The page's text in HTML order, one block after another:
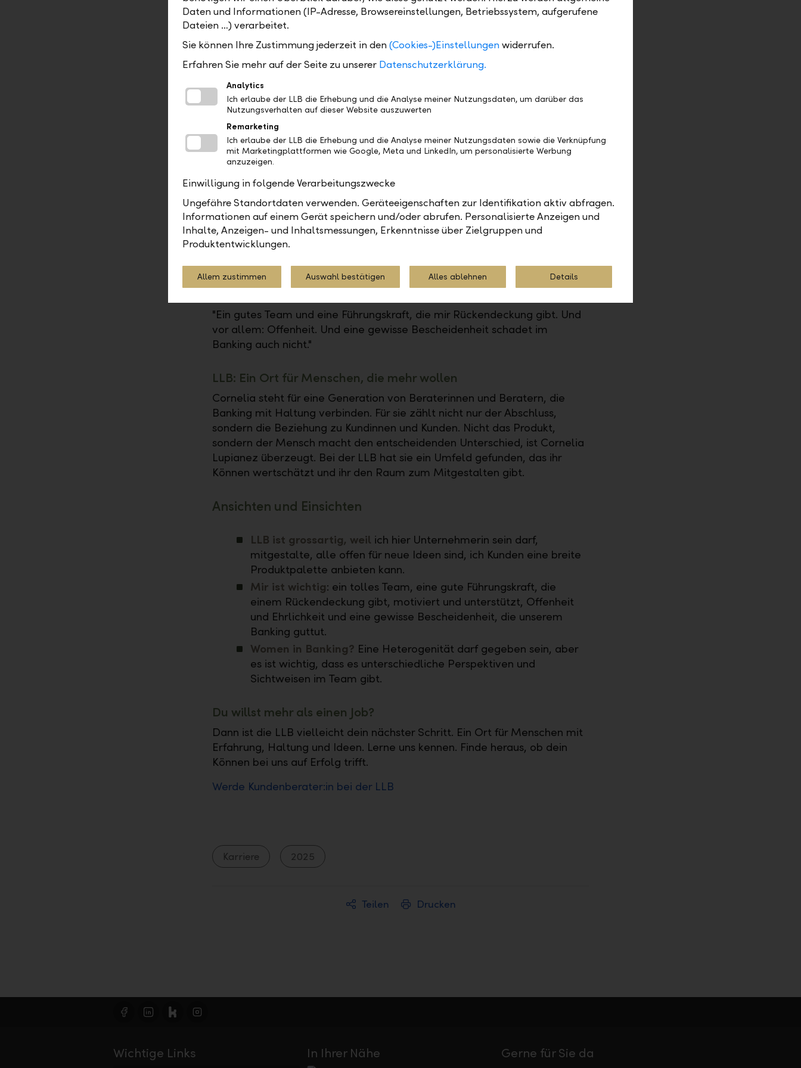
Was motiviert dich am meisten an deinem Beruf?
"Dass ich Menschen ein Stück auf ihrem Weg begleiten kann, manchmal
auch ganze Familien. Wenn aus einem ersten Gespräch eine langfristige
Beziehung entsteht, dann habe ich alles richtig gemacht."
Wie bringst du Familie und Job unter einen Hut?
"Ich arbeite aktuell 90 Prozent. Mein Mann und ich teilen uns die
Verantwortung für unsere zwei Töchter. Klar braucht das viel Organisation,
aber wir machen das gemeinsam. Es funktioniert, weil mir die LLB
entgegenkommt: mit grossem Vertrauen und viel Flexibilität."
Was braucht es heute, um im Banking erfolgreich zu sein?
"Du musst dich immer wieder in die Kundinnen und Kunden hineindenken.
Ihre Ziele ändern sich und das Umfeld auch. Aber wenn du ehrlich bist,
"Ein gutes Team und eine Führungskraft, die mir Rückendeckung gibt. Und
vor allem: Offenheit. Und eine gewisse Bescheidenheit schadet im
Banking auch nicht."
LLB: Ein Ort für Menschen, die mehr wollen
Cornelia steht für eine Generation von Beraterinnen und Beratern, die
Banking mit Haltung verbinden. Für sie zählt nicht nur der Abschluss,
sondern die Beziehung zu Kundinnen und Kunden. Nicht das Produkt,
sondern der Mensch macht den entscheidenden Unterschied, ist Cornelia
Lupianez überzeugt. Bei der LLB hat sie ein Umfeld gefunden, das ihr
Können wertschätzt und ihr den Raum zum Mitgestalten gibt.
Ansichten und Einsichten
LLB ist grossartig, weil ich hier Unternehmerin sein darf,
mitgestalte, alle offen für neue Ideen sind, ich Kunden eine breite
Produktpalette anbieten kann.
Mir ist wichtig: ein tolles Team, eine gute Führungskraft, die
einem Rückendeckung gibt, motiviert und unterstützt, Offenheit
und Ehrlichkeit und eine gewisse Bescheidenheit, die unserem
Banking guttut.
Women in Banking? Eine Heterogenität darf gegeben sein, aber
es ist wichtig, dass es unterschiedliche Perspektiven und
Sichtweisen im Team gibt.
Du willst mehr als einen Job?
Dann ist die LLB vielleicht dein nächster Schritt. Ein Ort für Menschen mit
Erfahrung, Haltung und Ideen. Lerne uns kennen. Finde heraus, ob dein
Können bei uns auf Erfolg trifft.
Werde Kundenberater:in bei der LLB
Karriere 2025
Teilen Drucken
Gerne für Sie da
In Ihrer Nähe
Wichtige Links
Daten und Informationen (IP-Adresse, Browsereinstellungen, Betriebssystem, aufgerufene
Dateien …) verarbeitet.
Sie können Ihre Zustimmung jederzeit in den(Cookies-)Einstellungenwiderrufen.
Erfahren Sie mehr auf der Seite zu unserer Datenschutzerklärung.
Analytics
Ich erlaube der LLB die Erhebung und die Analyse meiner Nutzungsdaten, um darüber das
Nutzungsverhalten auf dieser Website auszuwerten
Remarketing
Ich erlaube der LLB die Erhebung und die Analyse meiner Nutzungsdaten sowie die Verknüpfung
mit Marketingplattformen wie Google, Meta und LinkedIn, um personalisierte Werbung
anzuzeigen.
Einwilligung in folgende Verarbeitungszwecke
Ungefähre Standortdaten verwenden. Geräteeigenschaften zur Identifikation aktiv abfragen.
Informationen auf einem Gerät speichern und/oder abrufen. Personalisierte Anzeigen und
Inhalte, Anzeigen- und Inhaltsmessungen, Erkenntnisse über Zielgruppen und
Produktentwicklungen.
Allem zustimmen Auswahl bestätigen Alles ablehnen Details